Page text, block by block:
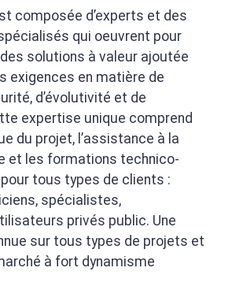
composée d’experts et des
qui oeuvrent pour
solutions à valeur ajoutée
exigences en matière de
d’évolutivité et de
expertise unique comprend
du projet, l’assistance à la
et les formations technico-
tous types de clients :
spécialistes,
privés public. Une
sur tous types de projets et
à fort dynamisme